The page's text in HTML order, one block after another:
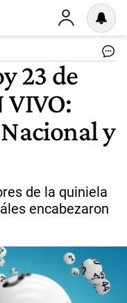
23 de
VIVO:
y
de la quiniela
encabezaron